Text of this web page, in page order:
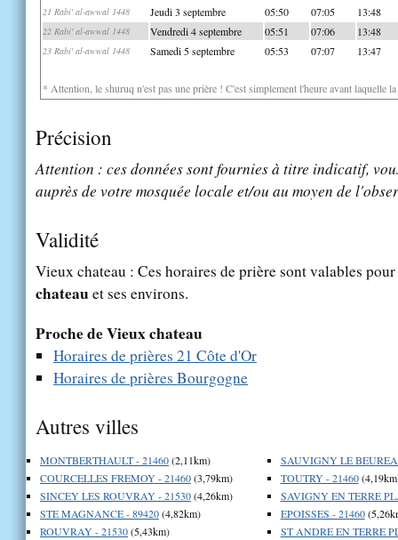
21 Rabi' al-awwal 1448 Jeudi 3 septembre 05:50 07:05 13:48
22 Rabi' al-awwal 1448 Vendredi 4 septembre 05:51 07:06 13:48
23 Rabi' al-awwal 1448 Samedi 5 septembre 05:53 07:07 13:47
* Attention, le shuruq n'est pas une prière ! C'est simplement l'heure avant laquelle
Précision
Attention : ces données sont fournies à titre indicatif,
auprès de votre mosquée locale et/ou au moyen de
Validité
Vieux chateau : Ces horaires de prière sont valables
chateauet ses environs.
Proche de Vieux chateau
Horaires de prières 21 Côte d'Or
Horaires de prières Bourgogne
Autres villes
MONTBERTHAULT - 21460(2,11km)
COURCELLES FREMOY - 21460(3,79km)
SINCEY LES ROUVRAY - 21530(4,26km)
STE MAGNANCE - 89420(4,82km)
ROUVRAY - 21530(5,43km)
SAUVIGNY LE
TOUTRY - 21460
SAVIGNY EN TERRE
EPOISSES - 21460
ST ANDRE EN TERRE